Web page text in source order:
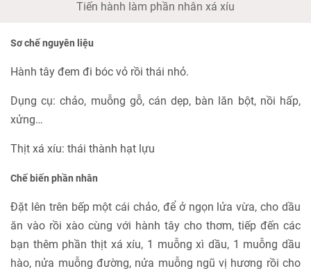
Tiến hành làm phần nhân xá xíu
Sơ chế nguyên liệu
Hành tây đem đi bóc vỏ rồi thái nhỏ.
Dụng cụ: chảo, muỗng gỗ, cán dẹp, bàn lăn bột, nồi hấp,
xửng…
Thịt xá xíu: thái thành hạt lựu
Chế biến phần nhân
Đặt lên trên bếp một cái chảo, để ở ngọn lửa vừa, cho dầu
ăn vào rồi xào cùng với hành tây cho thơm, tiếp đến các
bạn thêm phần thịt xá xíu, 1 muỗng xì dầu, 1 muỗng dầu
hào, nửa muỗng đường, nửa muỗng ngũ vị hương rồi cho